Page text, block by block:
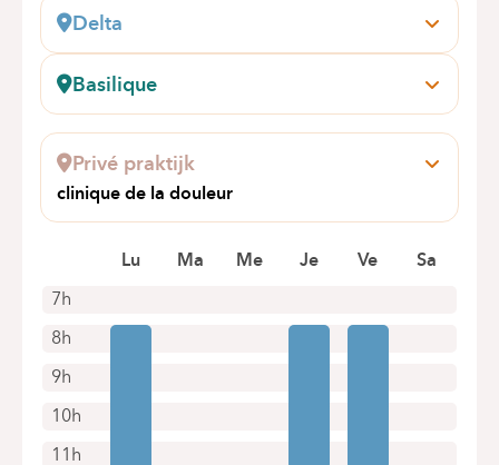
Delta
Boulevard du Triomphe, 201
1160 Auderghem
Basilique
Pangaert, 37-47
1083 Ganshoren
Boek online een afspraak
Privé praktijk
clinique de la douleur
Grand Route 190
7h
8h
9h
10h
11h
Lu Ma Me Je Ve Sa